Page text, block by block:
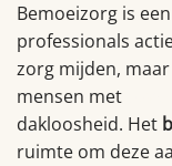
Bemoeizorg is
professionals
zorg mijden,
mensen met
dakloosheid. Het
ruimte om deze